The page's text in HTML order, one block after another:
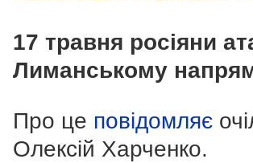
17 травня росіяни
Лиманському
Про це повідомляє
Олексій Харченко.